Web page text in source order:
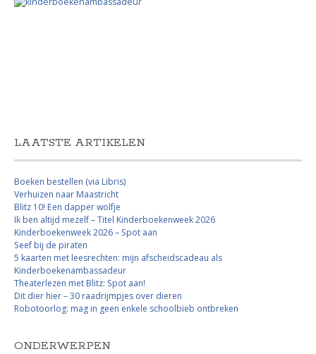
LAATSTE ARTIKELEN
Boeken bestellen (via Libris)
Verhuizen naar Maastricht
Blitz 10! Een dapper wolfje
Ik ben altijd mezelf – Titel Kinderboekenweek 2026
Kinderboekenweek 2026 – Spot aan
Seef bij de piraten
5 kaarten met leesrechten: mijn afscheidscadeau als
Kinderboekenambassadeur
Theaterlezen met Blitz: Spot aan!
Dit dier hier – 30 raadrijmpjes over dieren
Robotoorlog: mag in geen enkele schoolbieb ontbreken
ONDERWERPEN